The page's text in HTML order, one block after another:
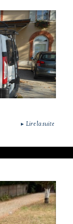
► Lire la suite